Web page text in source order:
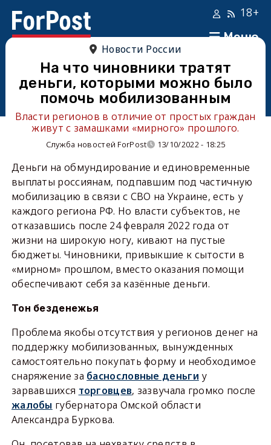
Меню
18+
Новости России
На что чиновники тратят
деньги, которыми можно было
помочь мобилизованным
Власти регионов в отличие от простых граждан
живут с замашками «мирного» прошлого.
Служба новостей ForPost 13/10/2022 - 18:25
Деньги на обмундирование и единовременные
выплаты россиянам, подпавшим под частичную
мобилизацию в связи с СВО на Украине, есть у
каждого региона РФ. Но власти субъектов, не
отказавшись после 24 февраля 2022 года от
жизни на широкую ногу, кивают на пустые
бюджеты. Чиновники, привыкшие к сытости в
«мирном» прошлом, вместо оказания помощи
обеспечивают себя за казённые деньги.
Тон безденежья
Проблема якобы отсутствия у регионов денег на
поддержку мобилизованных, вынужденных
самостоятельно покупать форму и необходимое
снаряжение за баснословные деньги у
зарвавшихся торговцев, зазвучала громко после
жалобы губернатора Омской области
Александра Буркова.